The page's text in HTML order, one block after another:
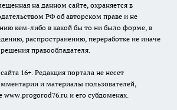
на данном сайте, охраняется в
РФ об авторском праве и не
кем-либо в какой бы то ни было форме, в
распространению, переработке не иначе
правообладателя.
16+. Редакция портала не несет
и материалы пользователей,
www.progorod76.ru и его субдоменах.